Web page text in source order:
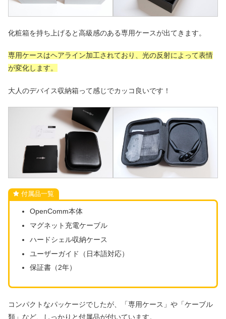
化粧箱を持ち上げると高級感のある専用ケースが出てきます。
専用ケースはヘアライン加工されており、光の反射によって表情
が変化します。
大人のデバイス収納箱って感じでカッコ良いです！
付属品一覧
OpenComm本体
マグネット充電ケーブル
ハードシェル収納ケース
ユーザーガイド（日本語対応）
保証書（2年）
コンパクトなパッケージでしたが、「専用ケース」や「ケーブル
類」など、しっかりと付属品が付いています。